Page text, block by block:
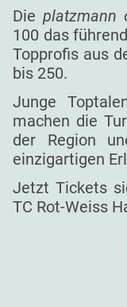
Dieplatzmann
100 das
Topprofis aus
bis 250.
Junge
machen die
der Region
einzigartigen
Jetzt Tickets
TC Rot-Weiss